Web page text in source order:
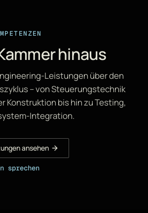
hinaus
Leistungen über den
– von Steuerungstechnik
Konstruktion bis hin zu Testing,
Integration.
ansehen
sprechen